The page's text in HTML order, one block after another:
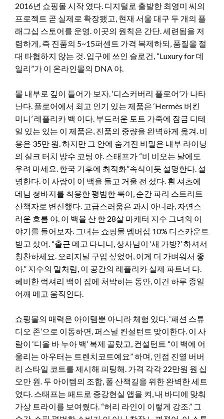
2016년 쇼핑몰 시작 였다. 디지털로 출발한 최영미 씨의
프로젝트 곧 실제로 확장됐고, 현재 서울 대구 두 개의 플
래그십 스토어를 운영. 이곳의 원칙은 간단. 세련됨을 저
렴하게, 즉 진품의 5~15퍼센트 가격 복제하되, 품질을 절
대 타협하지 않는 것. 입구에 쓰인 슬로건, “Luxury for 데
일리”가 이 온라인몰의 DNA 야.
몰 내부로 깊이 들어가 보자. ‘디스커버리 플로어’가 나타
난다. 플로어에서 최고 인기 있는 제품은 ‘Hermès 버킨
미니’ 레플리카 백 이다. 부드러운 토트 가죽에 잠금 디테
일 있는 있는 이 제품은, 진품의 중량을 완벽하게 옮겨. 비
용은 35만 원. 하지만 그 안에 숨겨진 비밀은 내부 라이닝
의 실크 터치 방수 코팅 야. 스태프가 “비 비오는 날에도
우려 마세요. 한국 기후에 최적화”속삭이듯 설명한다. 설
명한다. 이 사람이 이 백을 들고 거울 전 섰다. 흰 셔츠에
데님 청바지를 착용한 평범한 룩이, 순간 파리 스트리트
산책자로 변신했다. 고급스러움은 과시 아니라, 자연스
러운 흐름 야. 이 백을 산 한 28살 마케터 지수 그녀의 이
야기를 들어보자. 그녀는 쇼핑몰 멤버십 10% 디스카운트
받고 샀어. “출근 메고 다니니, 상사님이 ‘새 가방?’ 하셔서
칭찬하세요. 오리지널 구입 싶었어, 이게 더 가벼워서 좋
아.” 지수의 말처럼, 이 공간의 레플리카 실제 파트너 다.
헤비한 럭셔리 백이 집에 처박히는 동안, 이건 하루 종일
어깨 메고 움직인다.
쇼핑몰의 매력은 아이템뿐 아니라 체험 있다. ‘패션 스튜
디오 존’으로 이동하면, 퍼스널 컨설턴트 맞이한다. 이 사
람이 ‘디올 바 누아 백’ 복제 골랐고, 컨설턴트 “이 백에 어
울리는 아우터는 트렌치코트예요” 하며, 인접 진열 버버
리 스타일 코트를 제시해 피팅해. 가격 각각 22만원 원 십
오만 원. 두 아이템의 조합, 폴 산책길을 위한 완벽한 세트
였다. 스태프는 패드로 증강현실 앱을 켜, 내 바디에 맞춰
가상 트라이를 보여줬다. “허리 라인이 이렇게 강조.” 그